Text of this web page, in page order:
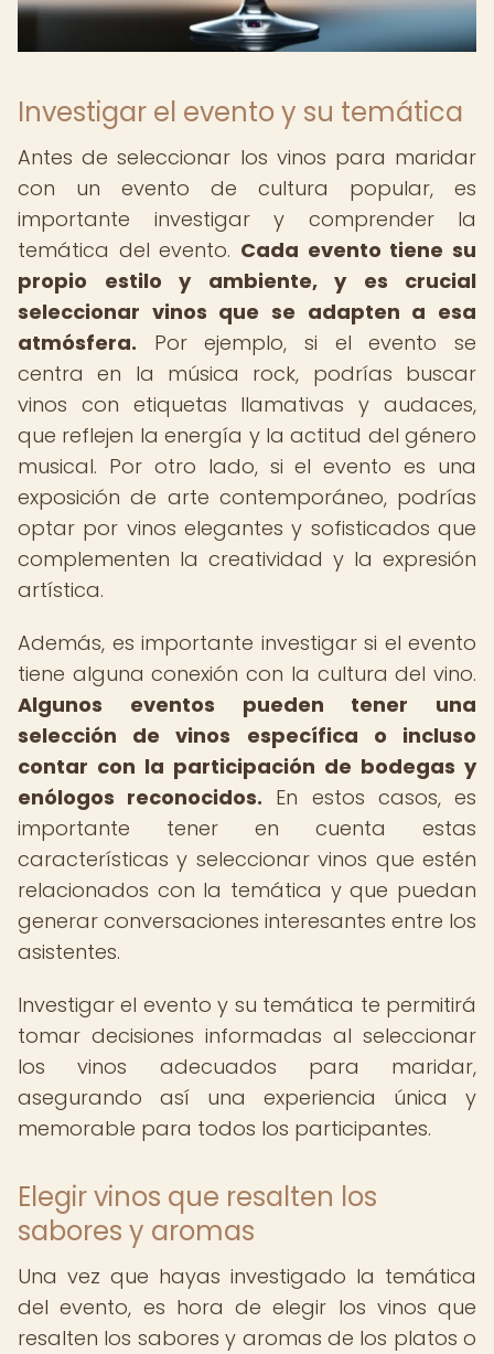
Investigar el evento y su temática
Antes de seleccionar los vinos para maridar
con un evento de cultura popular, es
importante investigar y comprender la
temática del evento. Cada evento tiene su
propio estilo y ambiente, y es crucial
seleccionar vinos que se adapten a esa
atmósfera. Por ejemplo, si el evento se
centra en la música rock, podrías buscar
vinos con etiquetas llamativas y audaces,
que reflejen la energía y la actitud del género
musical. Por otro lado, si el evento es una
exposición de arte contemporáneo, podrías
optar por vinos elegantes y sofisticados que
complementen la creatividad y la expresión
artística.
Además, es importante investigar si el evento
tiene alguna conexión con la cultura del vino.
Algunos eventos pueden tener una
selección de vinos específica o incluso
contar con la participación de bodegas y
enólogos reconocidos. En estos casos, es
importante tener en cuenta estas
características y seleccionar vinos que estén
relacionados con la temática y que puedan
generar conversaciones interesantes entre los
asistentes.
Investigar el evento y su temática te permitirá
tomar decisiones informadas al seleccionar
los vinos adecuados para maridar,
asegurando así una experiencia única y
memorable para todos los participantes.
Elegir vinos que resalten los
sabores y aromas
Una vez que hayas investigado la temática
del evento, es hora de elegir los vinos que
resalten los sabores y aromas de los platos o